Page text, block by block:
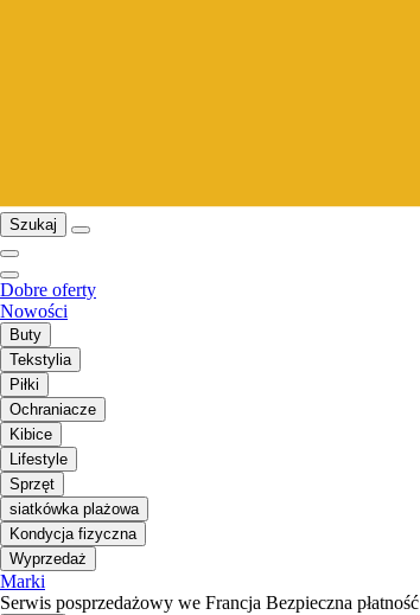
Szukaj
Dobre oferty
Nowości
Buty
Tekstylia
Piłki
Ochraniacze
Kibice
Lifestyle
Sprzęt
siatkówka plażowa
Kondycja fizyczna
Wyprzedaż
Marki
Serwis posprzedażowy we Francja Bezpieczna płatność